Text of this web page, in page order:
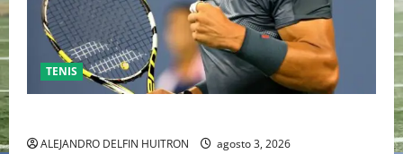
TENIS
ALEJANDRO DELFIN HUITRON agosto 3, 2026